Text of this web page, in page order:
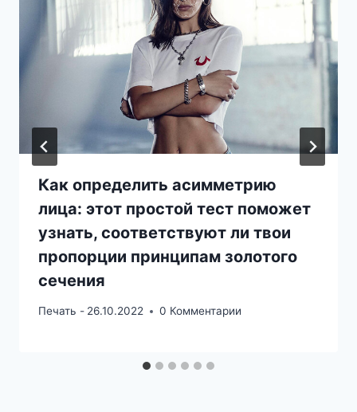
Как определить асимметрию
лица: этот простой тест поможет
узнать, соответствуют ли твои
пропорции принципам золотого
сечения
Печать - 26.10.2022 0 Комментарии